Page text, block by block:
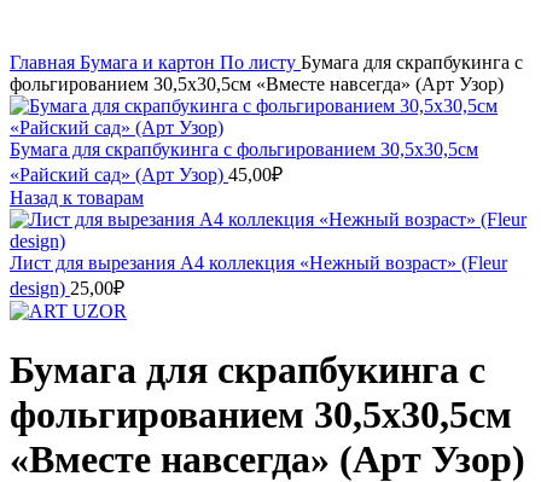
Главная Бумага и картон По листу Бумага для скрапбукинга с
фольгированием 30,5х30,5см «Вместе навсегда» (Арт Узор)
Бумага для скрапбукинга с фольгированием 30,5х30,5см
«Райский сад» (Арт Узор) 45,00₽
Назад к товарам
Лист для вырезания А4 коллекция «Нежный возраст» (Fleur
design) 25,00₽
Бумага для скрапбукинга с
фольгированием 30,5х30,5см
«Вместе навсегда» (Арт Узор)